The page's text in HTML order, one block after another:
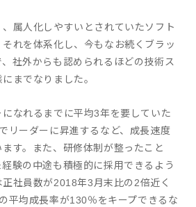
属人化しやすいとされていたソフト
れを体系化し、今もなお続くブラッ
社外からも認められるほどの技術ス
までなりました。
なれるまでに平均3年を要していた
リーダーに昇進するなど、成長速度
す。また、研修体制が整ったこと
験の中途も積極的に採用できるよう
社員数が2018年3月末比の2倍近く
平均成長率が130％をキープできるな